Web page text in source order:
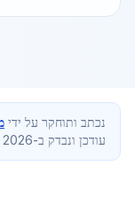
נכתב ותוחקר על ידי
עודכן ונבדק ב-2026